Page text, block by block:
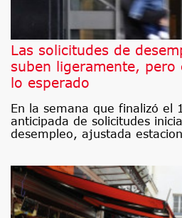
Las solicitudes de
suben ligeramente, pero
lo esperado
En la semana que finalizó el
anticipada de solicitudes
desempleo, ajustada